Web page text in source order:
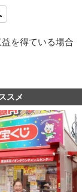
を得ている場合
スメ